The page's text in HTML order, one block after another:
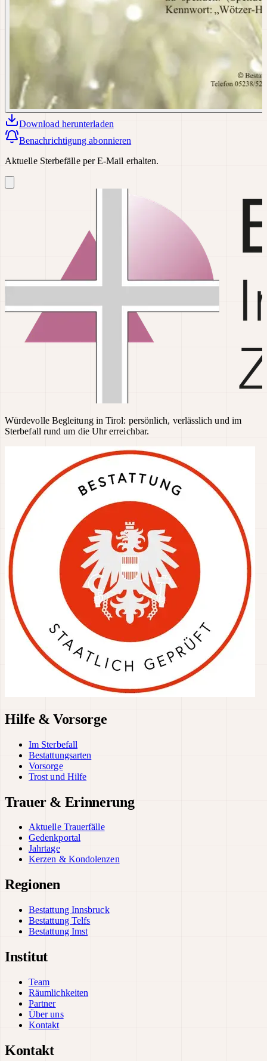
Download herunterladen
Benachrichtigung abonnieren
Aktuelle Sterbefälle per E-Mail erhalten.
Würdevolle Begleitung in Tirol: persönlich, verlässlich und im
Sterbefall rund um die Uhr erreichbar.
Hilfe & Vorsorge
Im Sterbefall
Bestattungsarten
Vorsorge
Trost und Hilfe
Trauer & Erinnerung
Aktuelle Trauerfälle
Gedenkportal
Jahrtage
Kerzen & Kondolenzen
Regionen
Bestattung Innsbruck
Bestattung Telfs
Bestattung Imst
Institut
Team
Räumlichkeiten
Partner
Über uns
Kontakt
Kontakt